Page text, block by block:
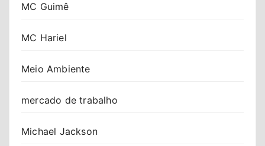
MC Guimê
MC Hariel
Meio Ambiente
mercado de trabalho
Michael Jackson